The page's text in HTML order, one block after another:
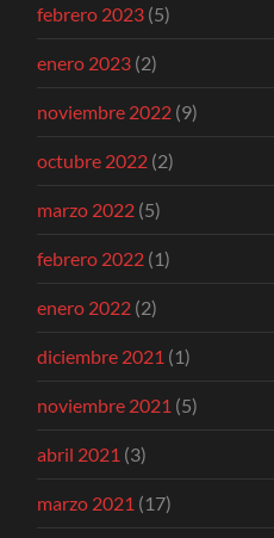
febrero 2023 (5)
enero 2023 (2)
noviembre 2022 (9)
octubre 2022 (2)
marzo 2022 (5)
febrero 2022 (1)
enero 2022 (2)
diciembre 2021 (1)
noviembre 2021 (5)
abril 2021 (3)
marzo 2021 (17)